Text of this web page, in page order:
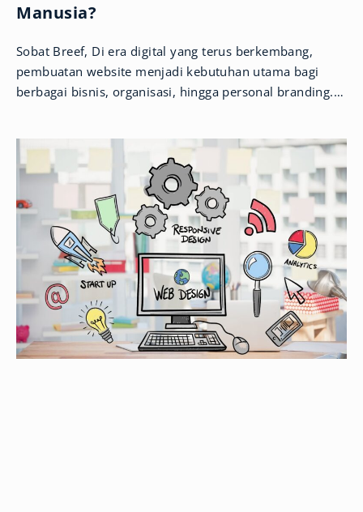
Manusia?
Sobat Breef, Di era digital yang terus berkembang,
pembuatan website menjadi kebutuhan utama bagi
berbagai bisnis, organisasi, hingga personal branding.